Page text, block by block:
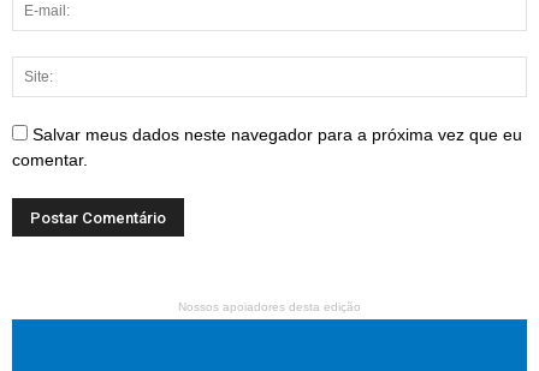
Salvar meus dados neste navegador para a próxima vez que eu
comentar.
Nossos apoiadores desta edição